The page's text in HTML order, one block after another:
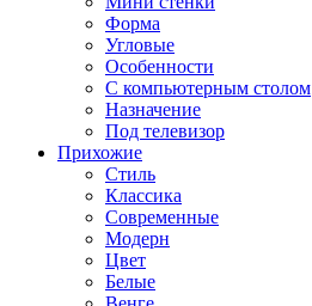
Форма
Угловые
Особенности
С компьютерным столом
Назначение
Под телевизор
Прихожие
Стиль
Классика
Современные
Модерн
Цвет
Белые